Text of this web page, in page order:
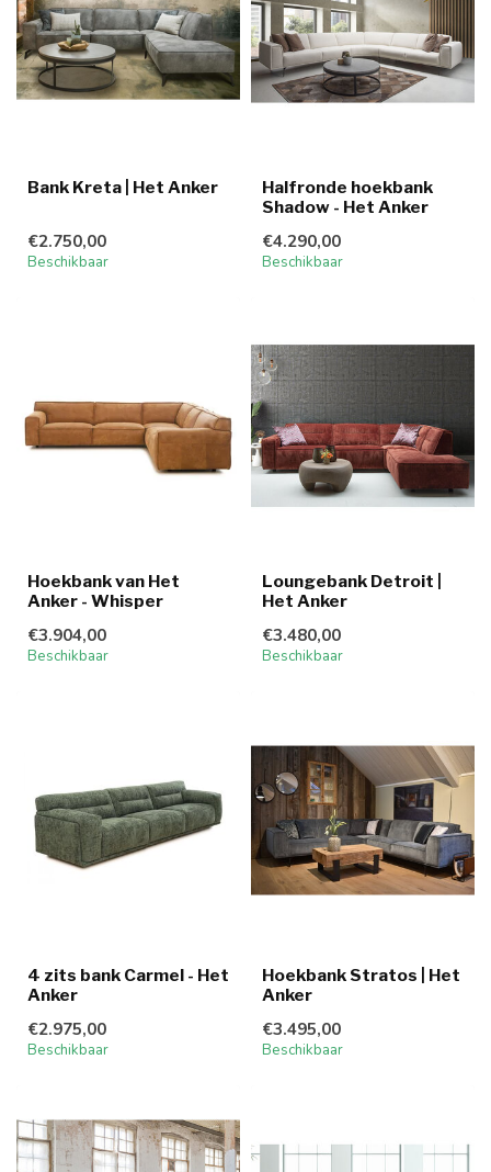
Bank Kreta | Het Anker
€2.750,00
Beschikbaar
Halfronde hoekbank
Shadow - Het Anker
€4.290,00
Beschikbaar
Hoekbank van Het
Anker - Whisper
€3.904,00
Beschikbaar
Loungebank Detroit |
Het Anker
€3.480,00
Beschikbaar
4 zits bank Carmel - Het
Anker
€2.975,00
Beschikbaar
Hoekbank Stratos | Het
Anker
€3.495,00
Beschikbaar